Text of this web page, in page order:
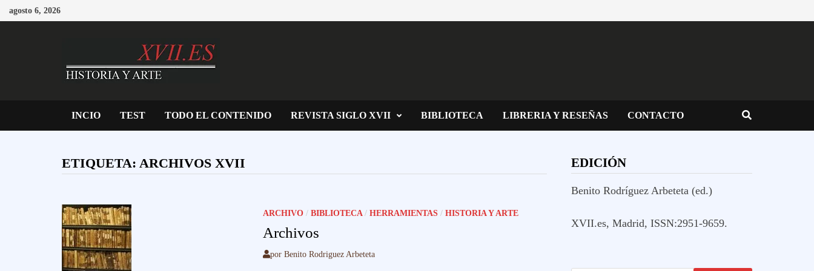
Saltar
al
agosto 6, 2026
INCIO TEST TODO EL CONTENIDO REVISTA SIGLO XVII BIBLIOTECA LIBRERIA Y RESEÑAS CONTACTO
ETIQUETA: ARCHIVOS XVII
ARCHIVO/ BIBLIOTECA/ HERRAMIENTAS/ HISTORIA Y ARTE
Archivos
por Benito Rodriguez Arbeteta
EDICIÓN
Benito Rodríguez Arbeteta (ed.)
XVII.es, Madrid, ISSN:2951-9659.